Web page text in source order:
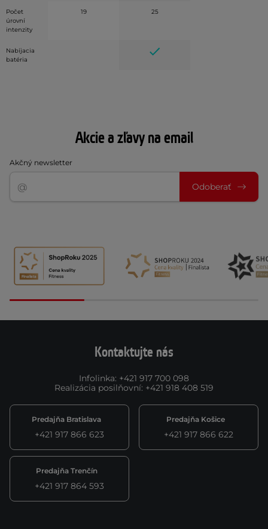
Počet
úrovní
intenzity
19 25
Nabíjacia
batéria
Akcie a zľavy na email
Akčný newsletter
Odoberať
Kontaktujte nás
Infolinka: +421 917 700 098
Realizácia posilňovní: +421 918 408 519
Predajňa Bratislava
+421 917 866 623
Predajňa Košice
+421 917 866 622
Predajňa Trenčín
+421 917 864 593